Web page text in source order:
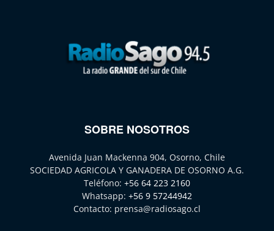
SOBRE NOSOTROS
Avenida Juan Mackenna 904, Osorno, Chile
SOCIEDAD AGRICOLA Y GANADERA DE OSORNO A.G.
Teléfono: +56 64 223 2160
Whatsapp: +56 9 57244942
Contacto: prensa@radiosago.cl